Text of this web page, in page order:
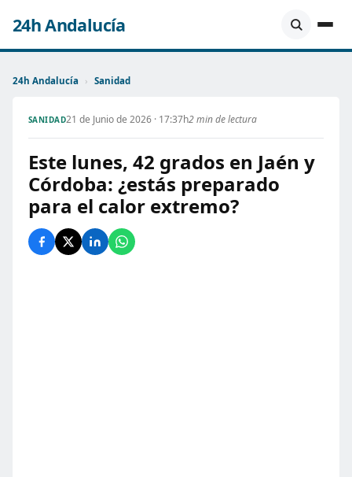
24h Andalucía
24h Andalucía › Sanidad
SANIDAD21 de Junio de 2026 · 17:37h2 min de lectura
Este lunes, 42 grados en Jaén y
Córdoba: ¿estás preparado
para el calor extremo?